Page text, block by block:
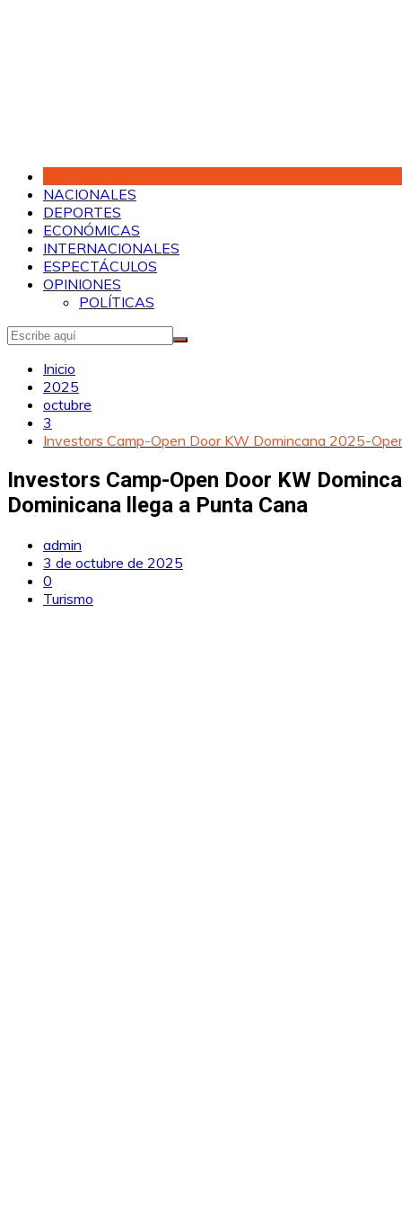
NACIONALES
DEPORTES
ECONÓMICAS
INTERNACIONALES
ESPECTÁCULOS
OPINIONES
POLÍTICAS
Inicio
2025
octubre
3
Investors Camp-Open Door KW Domincana 2025-
Investors Camp-Open Door KW
Dominicana llega a Punta Cana
admin
3 de octubre de 2025
0
Turismo